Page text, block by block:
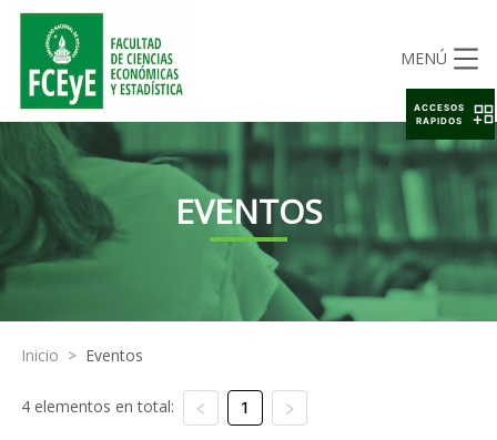
MENÚ
EVENTOS
Inicio > Eventos
4 elementos en total: 1
ACCESOS
RAPIDOS